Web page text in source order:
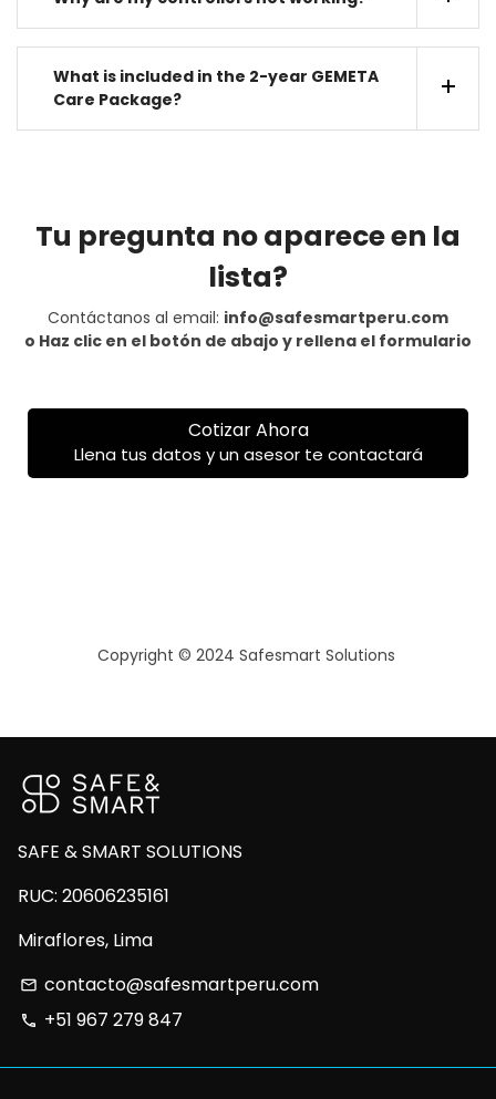
What is included in the 2-year GEMETA
Care Package?
Tu pregunta no aparece en la
lista?
Contáctanos al email: info@safesmartperu.com
o Haz clic en el botón de abajo y rellena el formulario
Cotizar Ahora
Llena tus datos y un asesor te contactará
Copyright © 2024 Safesmart Solutions
SAFE & SMART SOLUTIONS
RUC: 20606235161
Miraflores, Lima
email contacto@safesmartperu.com
phone +51 967 279 847